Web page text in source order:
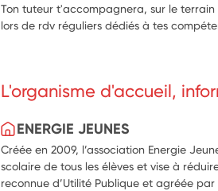
Ton tuteur t'accompagnera, sur le
lors de rdv réguliers dédiés à tes
L'organisme d'accueil,
ENERGIE JEUNES
Créée en 2009, l’association Energie
scolaire de tous les élèves et vise à
reconnue d’Utilité Publique et agréée par